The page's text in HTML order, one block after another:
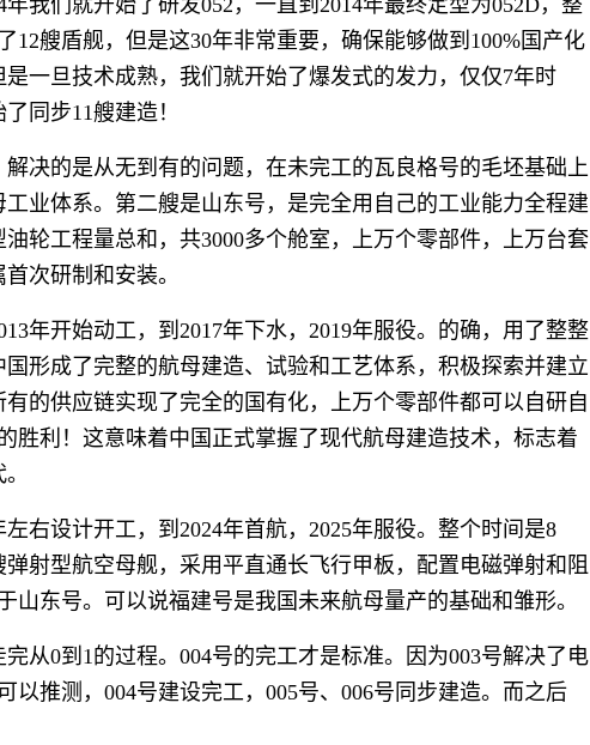
我们就开始了研发052，一直到2014年最终定型为052D，整
12艘盾舰，但是这30年非常重要，确保能够做到100%国产化
一旦技术成熟，我们就开始了爆发式的发力，仅仅7年时
同步11艘建造！
决的是从无到有的问题，在未完工的瓦良格号的毛坯基础上
业体系。第二艘是山东号，是完全用自己的工业能力全程建
轮工程量总和，共3000多个舱室，上万个零部件，上万台套
次研制和安装。
年开始动工，到2017年下水，2019年服役。的确，用了整整
形成了完整的航母建造、试验和工艺体系，积极探索并建立
的供应链实现了完全的国有化，上万个零部件都可以自研自
胜利！这意味着中国正式掌握了现代航母建造技术，标志着
右设计开工，到2024年首航，2025年服役。整个时间是8
射型航空母舰，采用平直通长飞行甲板，配置电磁弹射和阻
山东号。可以说福建号是我国未来航母量产的基础和雏形。
从0到1的过程。004号的完工才是标准。因为003号解决了电
以推测，004号建设完工，005号、006号同步建造。而之后